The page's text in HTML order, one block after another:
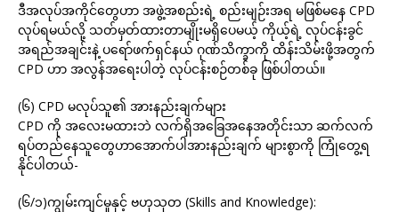
ဒီအလုပ်အကိုင်တွေဟာ အဖွဲ့အစည်းရဲ့ စည်းမျဉ်းအရ မဖြစ်မနေ CPD
လုပ်ရမယ်လို့ သတ်မှတ်ထားတာမျိုးမရှိပေမယ့် ကိုယ့်ရဲ့ လုပ်ငန်းခွင်
အရည်အချင်းနဲ့ ပရော်ဖက်ရှင်နယ် ဂုဏ်သိက္ခာကို ထိန်းသိမ်းဖို့အတွက်
CPD ဟာ အလွန်အရေးပါတဲ့ လုပ်ငန်းစဉ်တစ်ခု ဖြစ်ပါတယ်။
(၆) CPD မလုပ်သူ၏ အားနည်းချက်များ
CPD ကို အလေးမထားဘဲ လက်ရှိအခြေအနေအတိုင်းသာ ဆက်လက်
ရပ်တည်နေသူတွေဟာ‌အောက်ပါအားနည်းချက် များစွာကို ကြုံတွေ့ရ
နိုင်ပါတယ်-
(၆/၁)ကျွမ်းကျင်မှုနှင့် ဗဟုသုတ (Skills and Knowledge):